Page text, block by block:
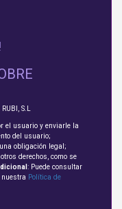
S.L
el usuario y enviarle la
del usuario;
obligación legal;
derechos, como se
: Puede consultar
nuestra Política de